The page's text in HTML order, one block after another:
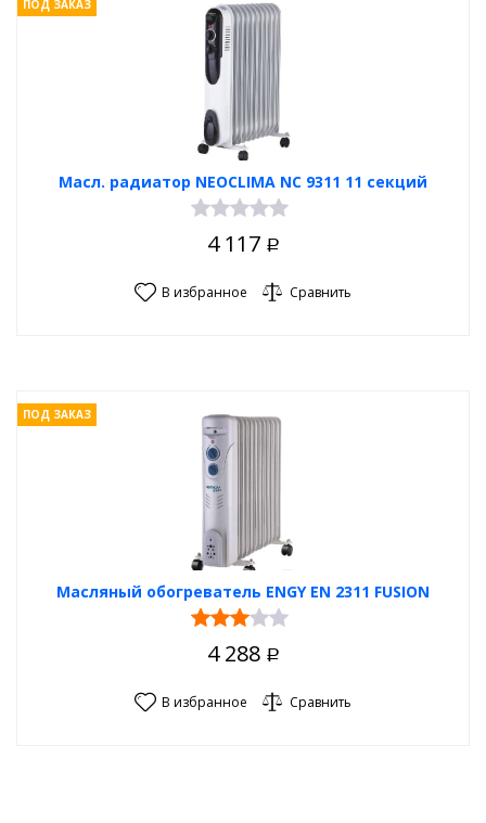
Масл. радиатор NEOCLIMA NC 9311 11 секций
ПОД ЗАКАЗ
4 117 Р
В избранное Сравнить
Масляный обогреватель ENGY EN 2311 FUSION
ПОД ЗАКАЗ
4 288 Р
В избранное Сравнить